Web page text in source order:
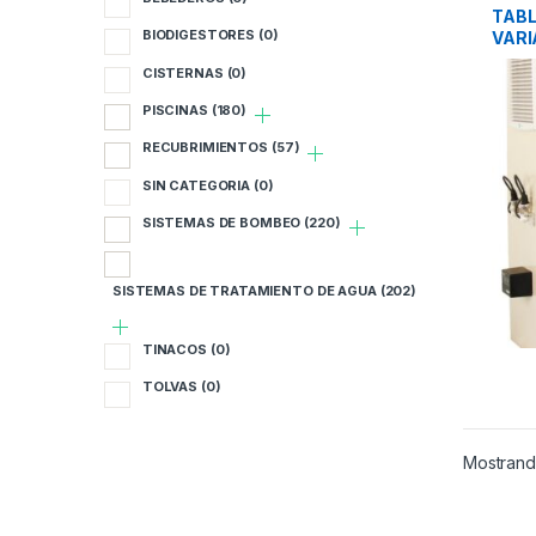
BIODIGESTORES (0)
CISTERNAS (0)
PISCINAS (180)
RECUBRIMIENTOS (57)
SIN CATEGORIA (0)
SISTEMAS DE BOMBEO (220)
SISTEMAS DE TRATAMIENTO DE AGUA (202)
TINACOS (0)
TOLVAS (0)